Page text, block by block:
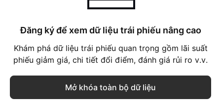
Đăng ký để xem dữ liệu trái phiếu nâng cao
Khám phá dữ liệu trái phiếu quan trọng gồm lãi suất
phiếu giảm giá, chi tiết đổi điểm, đánh giá rủi ro v.v.
Mở khóa toàn bộ dữ liệu